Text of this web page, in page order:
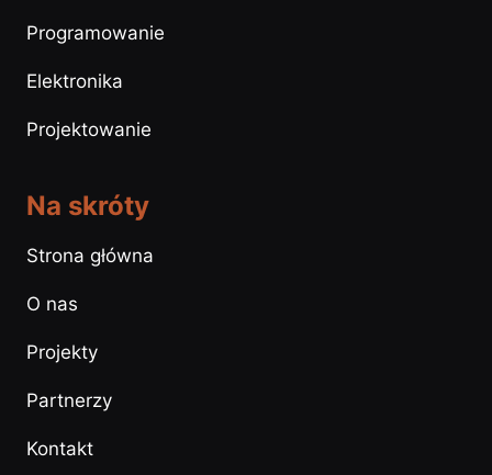
Programowanie
Elektronika
Projektowanie
Na skróty
Strona główna
O nas
Projekty
Partnerzy
Kontakt